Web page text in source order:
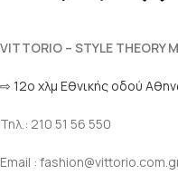
VITTORIO – STYLE THEORY
⇨ 12ο χλμ Eθνικής οδού
Τηλ.: 210 51 56 550
Email :